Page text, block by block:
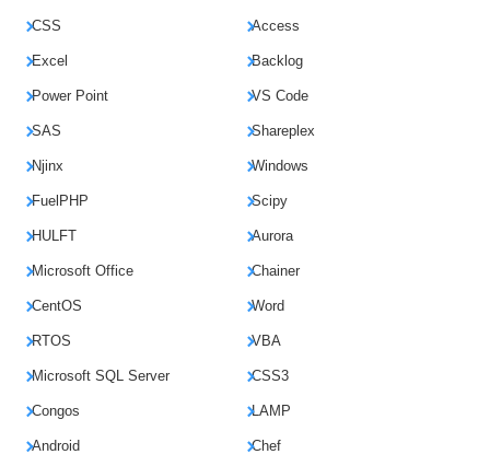
CSS Access
Excel Backlog
Power Point VS Code
SAS Shareplex
Njinx Windows
FuelPHP Scipy
HULFT Aurora
Microsoft Office Chainer
CentOS Word
RTOS VBA
Microsoft SQL Server CSS3
Congos LAMP
Android Chef